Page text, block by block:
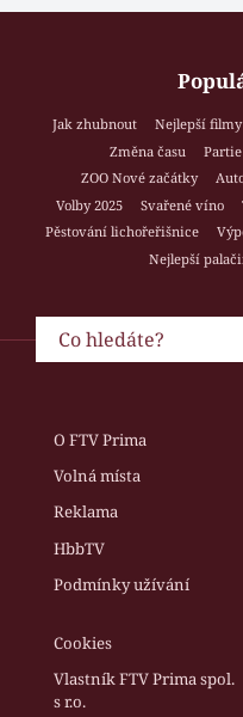
Jak zhubnout Nejlepší filmy
Změna času
Partie
ZOO Nové začátky
Volby 2025
Svařené víno
Pěstování lichořeřišnice
Nejlepší
O FTV Prima
Volná místa
Reklama
HbbTV
Podmínky užívání
Cookies
Vlastník FTV Prima spol.
s r.o.